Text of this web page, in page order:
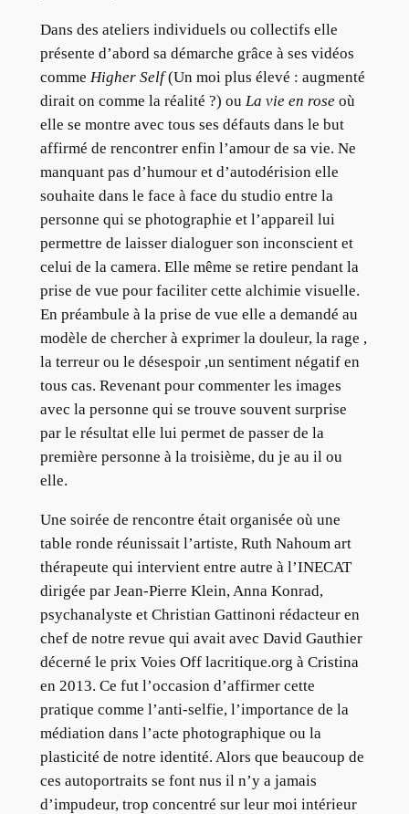
Dans des ateliers individuels ou collectifs elle
présente d’abord sa démarche grâce à ses vidéos
comme Higher Self(Un moi plus élevé : augmenté
dirait on comme la réalité ?) ou La vie en roseoù
elle se montre avec tous ses défauts dans le but
affirmé de rencontrer enfin l’amour de sa vie. Ne
manquant pas d’humour et d’autodérision elle
souhaite dans le face à face du studio entre la
personne qui se photographie et l’appareil lui
permettre de laisser dialoguer son inconscient et
celui de la camera. Elle même se retire pendant la
prise de vue pour faciliter cette alchimie visuelle.
En préambule à la prise de vue elle a demandé au
modèle de chercher à exprimer la douleur, la rage ,
la terreur ou le désespoir ,un sentiment négatif en
tous cas. Revenant pour commenter les images
avec la personne qui se trouve souvent surprise
par le résultat elle lui permet de passer de la
première personne à la troisième, du je au il ou
elle.
Une soirée de rencontre était organisée où une
table ronde réunissait l’artiste, Ruth Nahoum art
thérapeute qui intervient entre autre à l’INECAT
dirigée par Jean-Pierre Klein, Anna Konrad,
psychanalyste et Christian Gattinoni rédacteur en
chef de notre revue qui avait avec David Gauthier
décerné le prix Voies Off lacritique.org à Cristina
en 2013. Ce fut l’occasion d’affirmer cette
pratique comme l’anti-selfie, l’importance de la
médiation dans l’acte photographique ou la
plasticité de notre identité. Alors que beaucoup de
ces autoportraits se font nus il n’y a jamais
d’impudeur, trop concentré sur leur moi intérieur